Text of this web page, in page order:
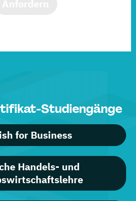
Studiengänge
for Business
Handels- und